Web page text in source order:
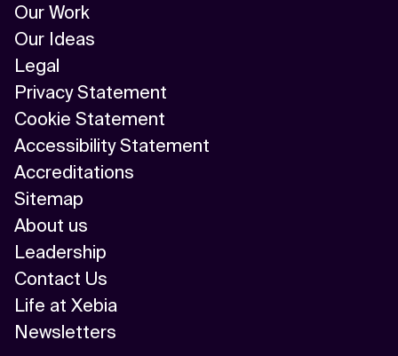
Our Work
Our Ideas
Legal
Privacy Statement
Cookie Statement
Accessibility Statement
Accreditations
Sitemap
About us
Leadership
Contact Us
Life at Xebia
Newsletters